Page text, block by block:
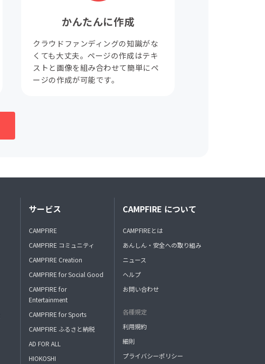
かんたんに作成
クラウドファンディングの知識がな
くても大丈夫。ページの作成はテキ
ストと画像を組み合わせて簡単にペ
ージの作成が可能です。
サービス
CAMPFIRE
CAMPFIRE コミュニティ
CAMPFIRE Creation
CAMPFIRE for Social Good
CAMPFIRE for
Entertainment
CAMPFIRE for Sports
CAMPFIRE ふるさと納税
AD FOR ALL
HIOKOSHI
CAMPFIRE について
CAMPFIREとは
あんしん・安全への取り組み
ニュース
ヘルプ
お問い合わせ
各種規定
利用規約
細則
プライバシーポリシー